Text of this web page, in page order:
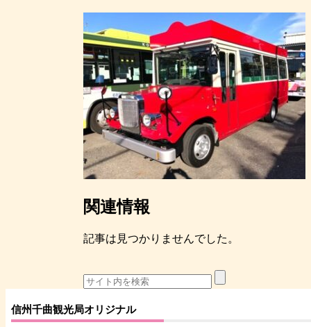
関連情報
記事は見つかりませんでした。
信州千曲観光局オリジナル